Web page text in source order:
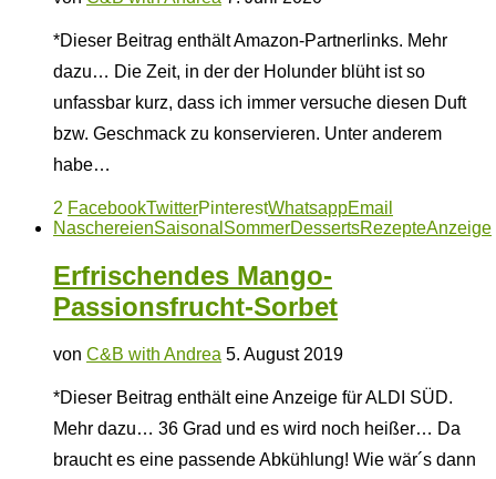
*Dieser Beitrag enthält Amazon-Partnerlinks. Mehr
dazu… Die Zeit, in der der Holunder blüht ist so
unfassbar kurz, dass ich immer versuche diesen Duft
bzw. Geschmack zu konservieren. Unter anderem
habe…
2 FacebookTwitterPinterestWhatsappEmail
NaschereienSaisonal SommerDessertsRezepteAnzeige
Erfrischendes Mango-
Passionsfrucht-Sorbet
von C&B with Andrea 5. August 2019
*Dieser Beitrag enthält eine Anzeige für ALDI SÜD.
Mehr dazu… 36 Grad und es wird noch heißer… Da
braucht es eine passende Abkühlung! Wie wär´s dann